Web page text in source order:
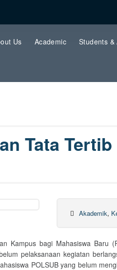
Us Academic Students &
Tata Tertib
Akademik,
Kampus bagi Mahasiswa Baru
pelaksanaan kegiatan
POLSUB yang belum